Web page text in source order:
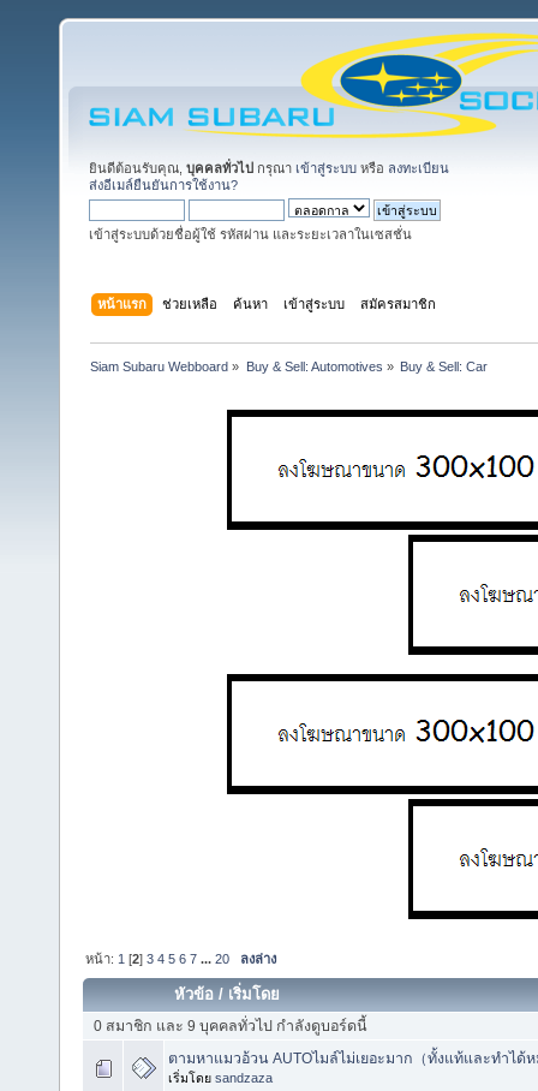
ยินดีต้อนรับคุณ, บุคคลทั่วไป กรุณา เข้าสู่ระบบ หรือ ลงทะเบียน
ส่งอีเมล์ยืนยันการใช้งาน?
เข้าสู่ระบบด้วยชื่อผู้ใช้ รหัสผ่าน และระยะเวลาในเซสชั่น
หน้าแรก ช่วยเหลือ ค้นหา เข้าสู่ระบบ สมัครสมาชิก
Siam Subaru Webboard » Buy & Sell: Automotives » Buy & Sell: Car
หน้า: 1 [2]3 4 5 6 7 ...20 ลงล่าง
หัวข้อ / เริ่มโดย
0 สมาชิก และ 9 บุคคลทั่วไป กำลังดูบอร์ดนี้
ตามหาแมวอ้วน AUTOไมล์ไม่เยอะมาก（ทั้งแท้และทำได้
เริ่มโดย sandzaza